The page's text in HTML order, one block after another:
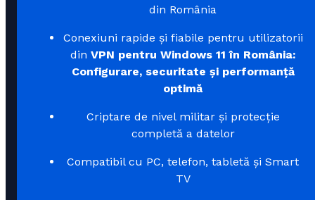
din România
Conexiuni rapide și fiabile pentru utilizatorii
din VPN pentru Windows 11 în România:
Configurare, securitate și performanță
optimă
Criptare de nivel militar și protecție
completă a datelor
Compatibil cu PC, telefon, tabletă și Smart
TV